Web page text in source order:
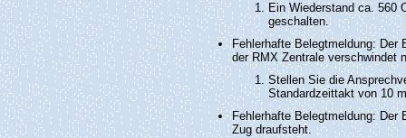
Ein Wiederstand ca. 560
geschalten.
Fehlerhafte Belegtmeldung: Der
der RMX Zentrale verschwindet
Stellen Sie die
Standardzeittakt von 10
Fehlerhafte Belegtmeldung:
Zug draufsteht.